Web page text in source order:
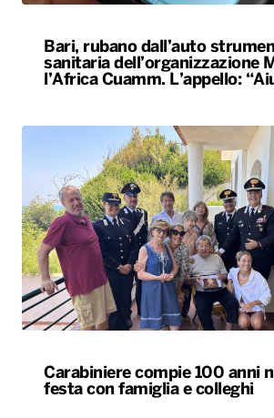
Bari, rubano dall’auto
sanitaria dell’organizzazione
l’Africa Cuamm. L’appello:
Carabiniere compie 100 anni
festa con famiglia e colleghi